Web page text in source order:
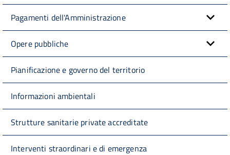
Pagamenti dell'Amministrazione
Opere pubbliche
Pianificazione e governo del territorio
Informazioni ambientali
Strutture sanitarie private accreditate
Interventi straordinari e di emergenza